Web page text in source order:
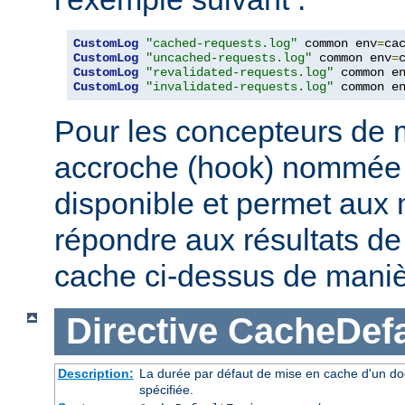
CustomLog "cached-requests.log" common env=
CustomLog
"uncached-requests.log" common env=
CustomLog
"revalidated-requests.log" common
CustomLog
"invalidated-requests.log" common
Pour les concepteurs de
accroche (hook)
disponible et permet aux
répondre aux résultats
cache ci-dessus de
Directive
Description: La durée par défaut de mise en cache d'un
spécifiée.